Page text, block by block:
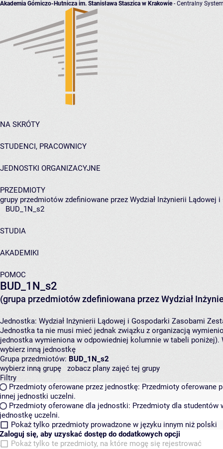
Akademia Górniczo-Hutnicza im. Stanisława Staszica w Krakowie- Centralny
NA SKRÓTY
STUDENCI, PRACOWNICY
JEDNOSTKI ORGANIZACYJNE
PRZEDMIOTY
grupy przedmiotów zdefiniowane przez Wydział Inżynierii Lądowej
BUD_1N_s2
STUDIA
AKADEMIKI
POMOC
BUD_1N_s2
(grupa przedmiotów zdefiniowana przez Wydział
Jednostka: Wydział Inżynierii Lądowej i Gospodarki Zasobami
Jednostka ta nie musi mieć jednak związku z organizacją
jednostka wymieniona w odpowiedniej kolumnie w tabeli
wybierz inną jednostkę
Grupa przedmiotów: BUD_1N_s2
wybierz inną grupę
zobacz plany zajęć tej grupy
Filtry
Przedmioty oferowane przez jednostkę: Przedmioty oferowane
innej jednostki uczelni.
Przedmioty oferowane dla jednostki: Przedmioty dla studentów
jednostkę uczelni.
Pokaż tylko przedmioty prowadzone w języku innym niż polski
Zaloguj się, aby uzyskać dostęp do dodatkowych opcji
Pokaż tylko te przedmioty, na które mogę się rejestrować